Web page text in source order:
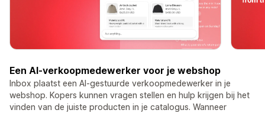
Een AI-verkoopmedewerker voor je webshop
Inbox plaatst een AI-gestuurde verkoopmedewerker in je
webshop. Kopers kunnen vragen stellen en hulp krijgen bij het
vinden van de juiste producten in je catalogus. Wanneer